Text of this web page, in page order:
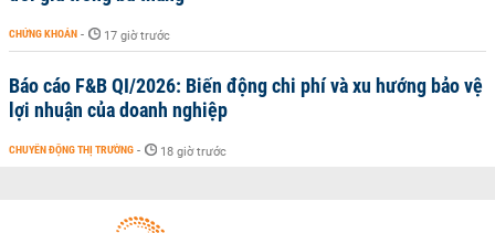
CHỨNG KHOÁN - 17 giờ trước
Báo cáo F&B QI/2026: Biến động chi phí và xu hướng bảo vệ
lợi nhuận của doanh nghiệp
CHUYỂN ĐỘNG THỊ TRƯỜNG - 18 giờ trước